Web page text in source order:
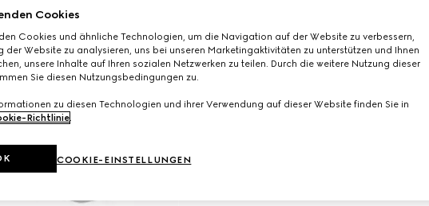
Cookies
Cookies und ähnliche Technologien, um die Navigation auf der Website zu verbessern,
der Website zu analysieren, uns bei unseren Marketingaktivitäten zu unterstützen und Ihnen
unsere Inhalte auf Ihren sozialen Netzwerken zu teilen. Durch die weitere Nutzung dieser
Sie diesen Nutzungsbedingungen zu.
zu diesen Technologien und ihrer Verwendung auf dieser Website finden Sie in
Richtlinie.
COOKIE-EINSTELLUNGEN